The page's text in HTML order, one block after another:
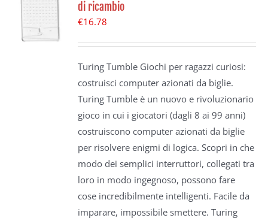
di ricambio
€16.78
Turing Tumble Giochi per ragazzi curiosi:
costruisci computer azionati da biglie.
Turing Tumble è un nuovo e rivoluzionario
gioco in cui i giocatori (dagli 8 ai 99 anni)
costruiscono computer azionati da biglie
per risolvere enigmi di logica. Scopri in che
modo dei semplici interruttori, collegati tra
loro in modo ingegnoso, possono fare
cose incredibilmente intelligenti. Facile da
imparare, impossibile smettere. Turing